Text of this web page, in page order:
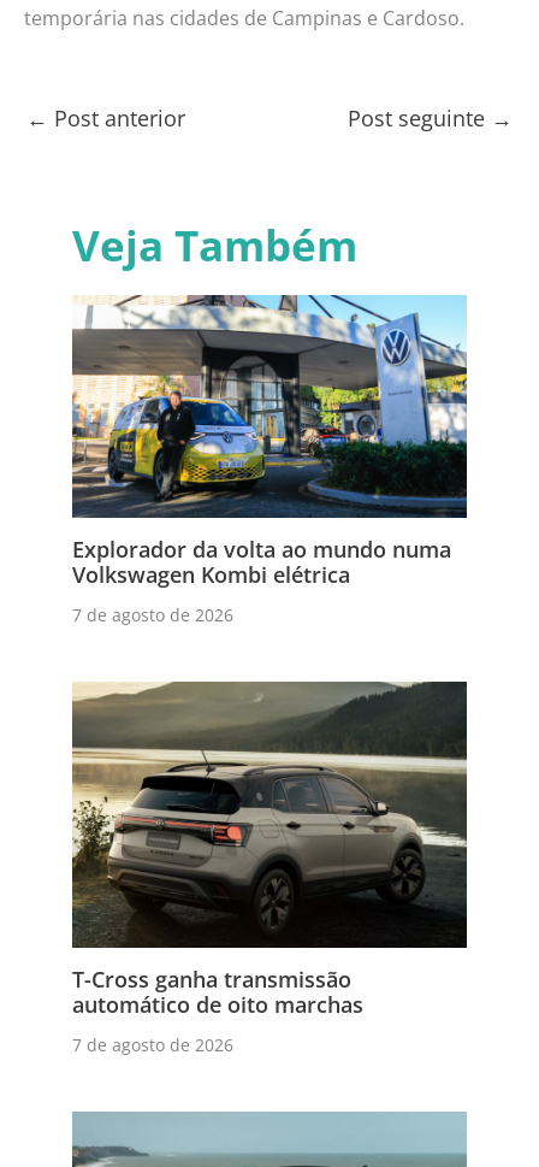
temporária nas cidades de Campinas e Cardoso.
← Post anterior Post seguinte →
Veja Também
Explorador da volta ao mundo numa
Volkswagen Kombi elétrica
7 de agosto de 2026
T-Cross ganha transmissão
automático de oito marchas
7 de agosto de 2026